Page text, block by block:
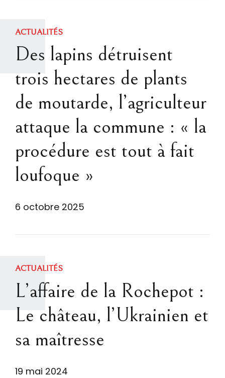
ACTUALITÉS
Des lapins détruisent
trois hectares de plants
de moutarde, l’agriculteur
attaque la commune : « la
procédure est tout à fait
loufoque »
6 octobre 2025
ACTUALITÉS
L’affaire de la Rochepot :
Le château, l’Ukrainien et
sa maîtresse
19 mai 2024